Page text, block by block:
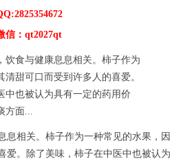
信：qt2027qt
饮食与健康息息相关。柿子作为
甜可口而受到许多人的喜爱。
中也被认为具有一定的药用价
方面...
息相关。柿子作为一种常见的水果，因
爱。除了美味，柿子在中医中也被认为